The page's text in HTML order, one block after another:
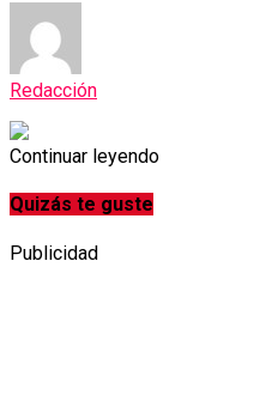
Redacción
Continuar leyendo
Quizás te guste
Publicidad